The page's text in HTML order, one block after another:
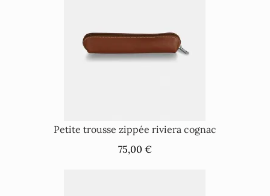
Petite trousse zippée riviera cognac
75,00 €